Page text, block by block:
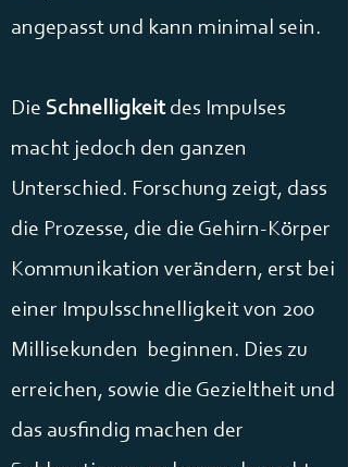
angepasst und kann minimal sein.
Die Schnelligkeitdes Impulses
macht jedoch den ganzen
Unterschied. Forschung zeigt, dass
die Prozesse, die die Gehirn-Körper
Kommunikation verändern, erst bei
einer Impulsschnelligkeit von 200
Millisekunden beginnen. Dies zu
erreichen, sowie die Gezieltheit und
das ausfindig machen der